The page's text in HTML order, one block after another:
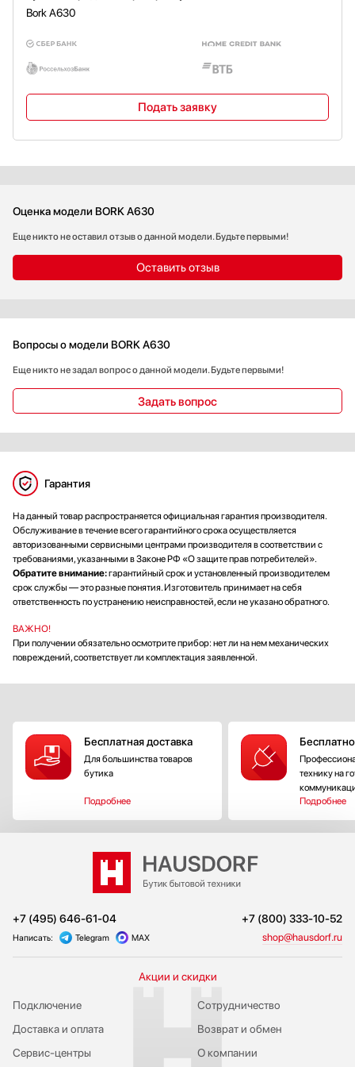
Bork A630
Подать заявку
Оценка модели BORK A630
Еще никто не оставил отзыв о данной модели. Будьте первыми!
Оставить отзыв
Вопросы о модели BORK A630
Еще никто не задал вопрос о данной модели. Будьте первыми!
Задать вопрос
Гарантия
На данный товар распространяется официальная гарантия производителя.
Обслуживание в течение всего гарантийного срока осуществляется
авторизованными сервисными центрами производителя в соответствии с
требованиями, указанными в Законе РФ «О защите прав потребителей».
Обратите внимание:гарантийный срок и установленный производителем
срок службы — это разные понятия. Изготовитель принимает на себя
ответственность по устранению неисправностей, если не указано обратного.
ВАЖНО!
При получении обязательно осмотрите прибор: нет ли на нем механических
повреждений, соответствует ли комплектация заявленной.
Бесплатная доставка
Для большинства товаров
бутика
Подробнее
технику на
Подробнее
+7 (495) 646-61-04 +7 (800) 333-10-52
Написать: Telegram MAX shop@hausdorf.ru
Акции и скидки
Подключение
Сервис-центры
Доставка и оплата
Сотрудничество
Возврат и обмен
О компании